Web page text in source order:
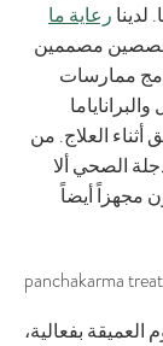
رعاية ما
مصممين
ممارسات
العلاج. من
الصحي ألا
مجهزاً أيضاً
العميقة بفعالية،